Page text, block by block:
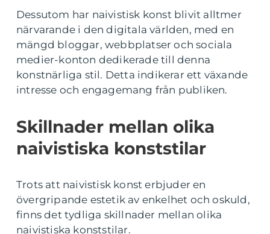
Dessutom har naivistisk konst blivit alltmer
närvarande i den digitala världen, med en
mängd bloggar, webbplatser och sociala
medier-konton dedikerade till denna
konstnärliga stil. Detta indikerar ett växande
intresse och engagemang från publiken.
Skillnader mellan olika
naivistiska konststilar
Trots att naivistisk konst erbjuder en
övergripande estetik av enkelhet och oskuld,
finns det tydliga skillnader mellan olika
naivistiska konststilar.